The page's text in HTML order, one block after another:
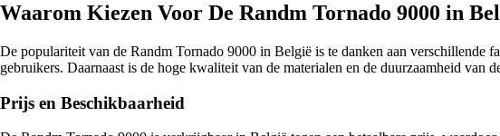
Waarom Kiezen Voor De Randm Tornado 9000 in
De populariteit van de Randm Tornado 9000 in België is te danken aan verschillende
gebruikers. Daarnaast is de hoge kwaliteit van de materialen en de duurzaamheid
Prijs en Beschikbaarheid